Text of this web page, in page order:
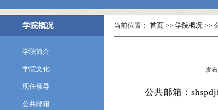
学院概况
学院简介
学院文化
现任领导
公共邮箱
当前位置： 首页 >> 学院概况 >>
发
公共邮箱：